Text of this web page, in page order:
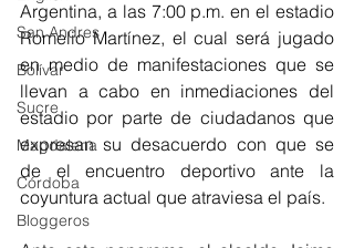
San Andres
Bolívar
Sucre
Magdalena
Córdoba
Bloggeros
Argentina, a las 7:00 p.m. en el estadio
Romelio Martínez, el cual será jugado
en medio de manifestaciones que se
llevan a cabo en inmediaciones del
estadio por parte de ciudadanos que
expresan su desacuerdo con que se
de el encuentro deportivo ante la
coyuntura actual que atraviesa el país.